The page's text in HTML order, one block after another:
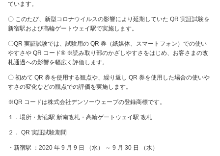
ています。
〇 このたび、新型コロナウイルスの影響により延期していた QR 実証試験を
新宿駅および高輪ゲートウェイ駅で実施します。
〇QR 実証試験では、試験用の QR 券（紙媒体、スマートフォン）での使い
やすさや QR コード® ※読み取り部のかざしやすさをはじめ、お客さまの改
札通過への影響を幅広く評価します。
〇 初めて QR 券を使用する観点や、繰り返し QR 券を使用した場合の使いや
すさの変化などの観点での評価を実施します。
※QR コードは株式会社デンソーウェーブの登録商標です。
１．場所・新宿駅 新南改札・高輪ゲートウェイ駅 改札
２． QR 実証試験期間
・新宿駅 ：2020 年 9 月 9 日 （水） ～ 9 月 30 日 （水）